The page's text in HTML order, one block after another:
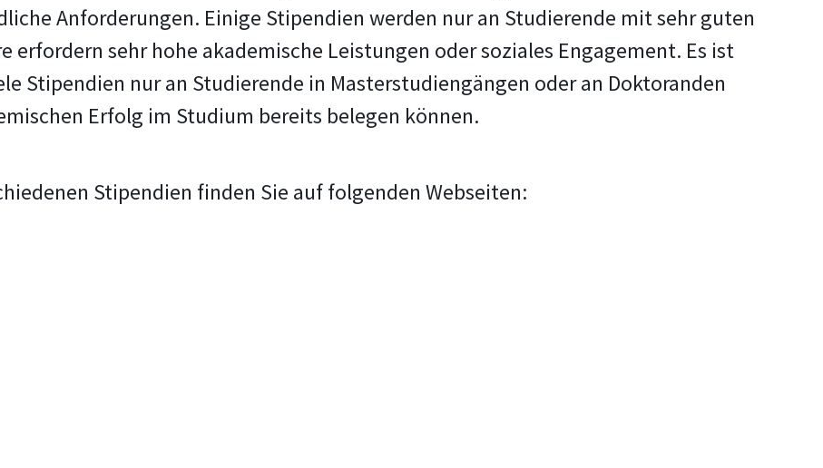
Anforderungen. Einige Stipendien werden nur an Studierende mit sehr guten
erfordern sehr hohe akademische Leistungen oder soziales Engagement. Es ist
Stipendien nur an Studierende in Masterstudiengängen oder an Doktoranden
Erfolg im Studium bereits belegen können.
Stipendien finden Sie auf folgenden Webseiten: